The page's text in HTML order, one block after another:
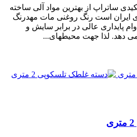
ساتراپ از بهترین مواد آلی ساخته
ایران است رنگ روغنی مات مهدرنگ
ﭘﺎﯾﺪاری عالی در ﺑﺮاﺑﺮ ﺳﺎﯾﺶ و
دﻫﺪ. ﻟﺬا ﺟﻬﺖ ﻣﺤﯿﻄ‌‌ﻬﺎی...